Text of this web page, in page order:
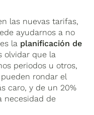
las nuevas tarifas,
ayudarnos a no
la planificación de
olvidar que la
periodos u otros,
rondar el
caro, y de un 20%
necesidad de